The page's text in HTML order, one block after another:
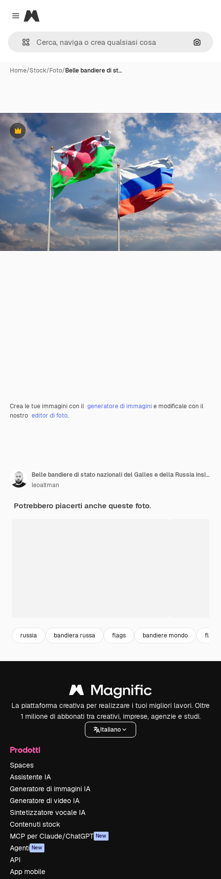
Close menu
Magnific
Cerca
Home/Stock/Foto/Belle bandiere di st…
Premium
Crea le tue immagini con il generatore di immagini e modificale con il
nostro editor di foto.
Belle bandiere di stato nazionali del Galles e della Russia insieme sul cielo blu. Grafica 3D
leoaltman
Potrebbero piacerti anche queste foto.
russia bandiera russa flags bandiere mondo flag
La piattaforma creativa per realizzare i tuoi migliori lavori. Oltre
1 milione di abbonati tra creativi, imprese, agenzie e studi.
Italiano
Prodotti
Spaces
Assistente IA
Generatore di immagini IA
Generatore di video IA
Sintetizzatore vocale IA
Contenuti stock
MCP per Claude/ChatGPT New
Agenti New
API
App mobile